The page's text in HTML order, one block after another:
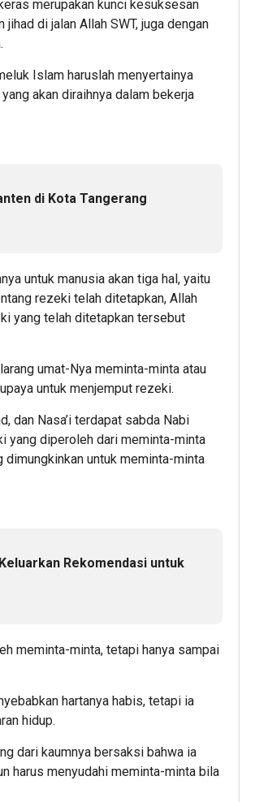
merupakan kunci kesuksesan
di jalan Allah SWT, juga dengan
Islam haruslah menyertainya
akan diraihnya dalam bekerja
di Kota Tangerang
untuk manusia akan tiga hal, yaitu
rezeki telah ditetapkan, Allah
yang telah ditetapkan tersebut
umat-Nya meminta-minta atau
untuk menjemput rezeki.
dan Nasa’i terdapat sabda Nabi
yang diperoleh dari meminta-minta
dimungkinkan untuk meminta-minta
Rekomendasi untuk
meminta-minta, tetapi hanya sampai
hartanya habis, tetapi ia
hidup.
dari kaumnya bersaksi bahwa ia
harus menyudahi meminta-minta bila